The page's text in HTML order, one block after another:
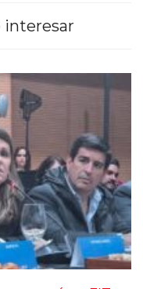
interesar